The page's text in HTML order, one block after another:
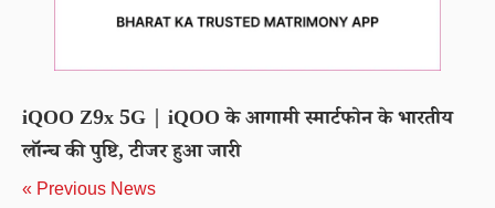
iQOO Z9x 5G | iQOO के आगामी स्मार्टफोन के भारतीय
लॉन्च की पुष्टि, टीजर हुआ जारी
« Previous News